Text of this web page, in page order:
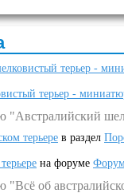
терьер -
терьер -
"Австралийский
терьере в раздел
на форуме
"Всё об